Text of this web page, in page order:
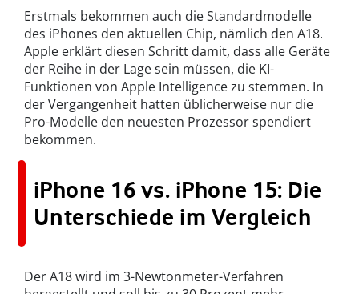
Erstmals bekommen auch die Standardmodelle
des iPhones den aktuellen Chip, nämlich den A18.
Apple erklärt diesen Schritt damit, dass alle Geräte
der Reihe in der Lage sein müssen, die KI-
Funktionen von Apple Intelligence zu stemmen. In
der Vergangenheit hatten üblicherweise nur die
Pro-Modelle den neuesten Prozessor spendiert
bekommen.
iPhone 16 vs. iPhone 15: Die
Unterschiede im Vergleich
Der A18 wird im 3-Newtonmeter-Verfahren